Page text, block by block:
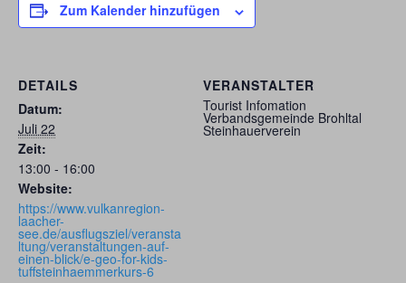
Zum Kalender hinzufügen
DETAILS
Datum:
Juli 22
Zeit:
13:00 - 16:00
Website:
https://www.vulkanregion-
laacher-
see.de/ausflugsziel/veransta
ltung/veranstaltungen-auf-
einen-blick/e-geo-for-kids-
tuffsteinhaemmerkurs-6
VERANSTALTER
Tourist Infomation
Verbandsgemeinde Brohltal
Steinhauerverein